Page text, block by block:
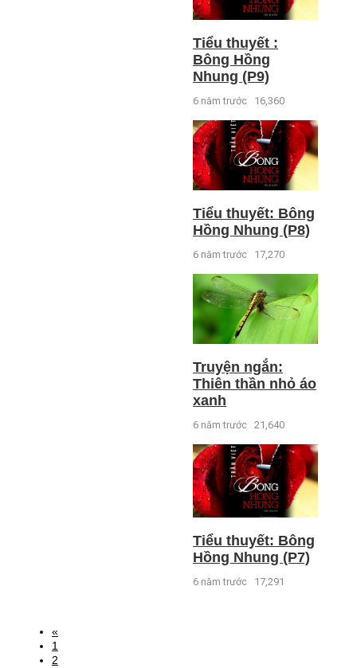
Tiểu thuyết :
Bông Hồng
Nhung (P9)
6 năm trước 16,360
Tiểu thuyết: Bông
Hồng Nhung (P8)
6 năm trước 17,270
Truyện ngắn:
Thiên thần nhỏ áo
xanh
6 năm trước 21,640
Tiểu thuyết: Bông
Hồng Nhung (P7)
6 năm trước 17,291
«
1
2